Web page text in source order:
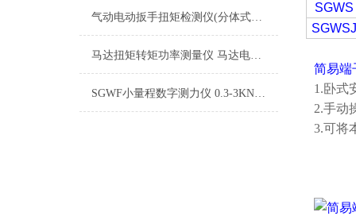
气动电动扳手扭矩检测仪(分体式冲击扭矩检测仪)厂家
马达扭矩转矩功率测量仪 马达电机摩擦力矩测试仪 电机动态制动力矩仪厂家
SGWF小量程数字测力仪 0.3-3KN测力仪 数字内置推拉力仪
SGWS
简易端
1.卧式
2.手动
3.可将